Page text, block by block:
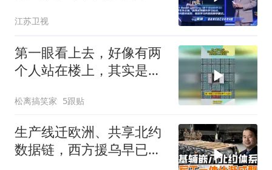
探究、分工协作完成项目
任务
江苏卫视
第一眼看上去，好像有两
个人站在楼上，其实是海
松离搞笑家 5跟贴
生产线迁欧洲、共享北约
数据链，西方援乌早已突